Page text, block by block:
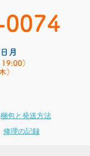
梱包と発送方法
修理の記録